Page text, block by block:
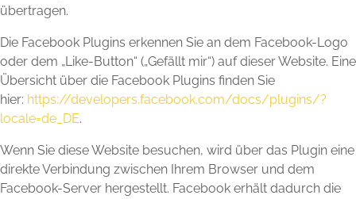
übertragen.
Die Facebook Plugins erkennen Sie an dem Facebook-Logo
oder dem „Like-Button“ („Gefällt mir“) auf dieser Website. Eine
Übersicht über die Facebook Plugins finden Sie
hier: https://developers.facebook.com/docs/plugins/?
locale=de_DE.
Wenn Sie diese Website besuchen, wird über das Plugin eine
direkte Verbindung zwischen Ihrem Browser und dem
Facebook-Server hergestellt. Facebook erhält dadurch die